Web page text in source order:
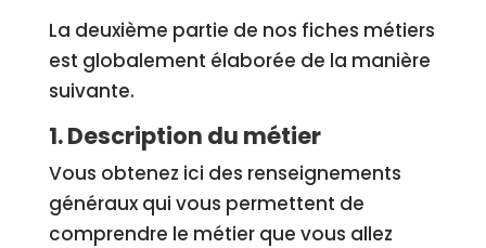
La deuxième partie de nos fiches métiers
est globalement élaborée de la manière
suivante.
1. Description du métier
Vous obtenez ici des renseignements
généraux qui vous permettent de
comprendre le métier que vous allez